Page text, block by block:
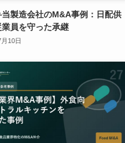
製造会社のM&A事例：日配供
員を守った承継
10日